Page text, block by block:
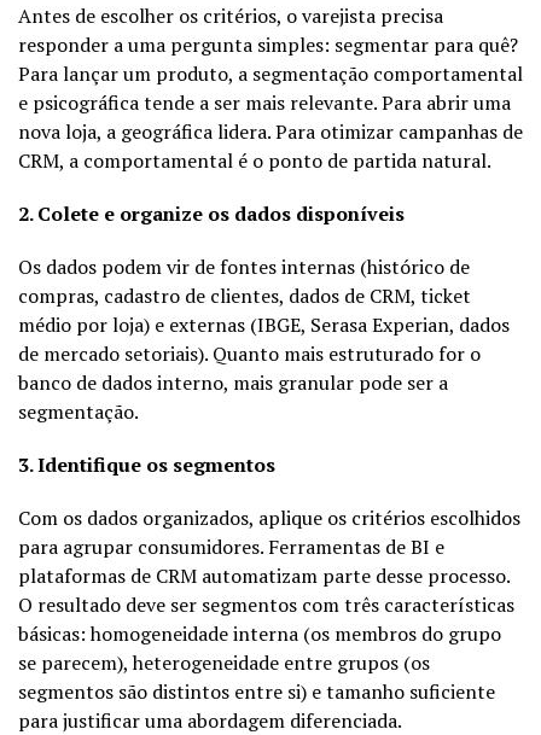
Antes de escolher os critérios, o varejista precisa
responder a uma pergunta simples: segmentar para quê?
Para lançar um produto, a segmentação comportamental
e psicográfica tende a ser mais relevante. Para abrir uma
nova loja, a geográfica lidera. Para otimizar campanhas de
CRM, a comportamental é o ponto de partida natural.
2. Colete e organize os dados disponíveis
Os dados podem vir de fontes internas (histórico de
compras, cadastro de clientes, dados de CRM, ticket
médio por loja) e externas (IBGE, Serasa Experian, dados
de mercado setoriais). Quanto mais estruturado for o
banco de dados interno, mais granular pode ser a
segmentação.
3. Identifique os segmentos
Com os dados organizados, aplique os critérios escolhidos
para agrupar consumidores. Ferramentas de BI e
plataformas de CRM automatizam parte desse processo.
O resultado deve ser segmentos com três características
básicas: homogeneidade interna (os membros do grupo
se parecem), heterogeneidade entre grupos (os
segmentos são distintos entre si) e tamanho suficiente
para justificar uma abordagem diferenciada.